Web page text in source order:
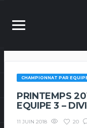
CHAMPIONNAT PAR
PRINTEMPS
EQUIPE 3 –
11 JUIN 2018 20